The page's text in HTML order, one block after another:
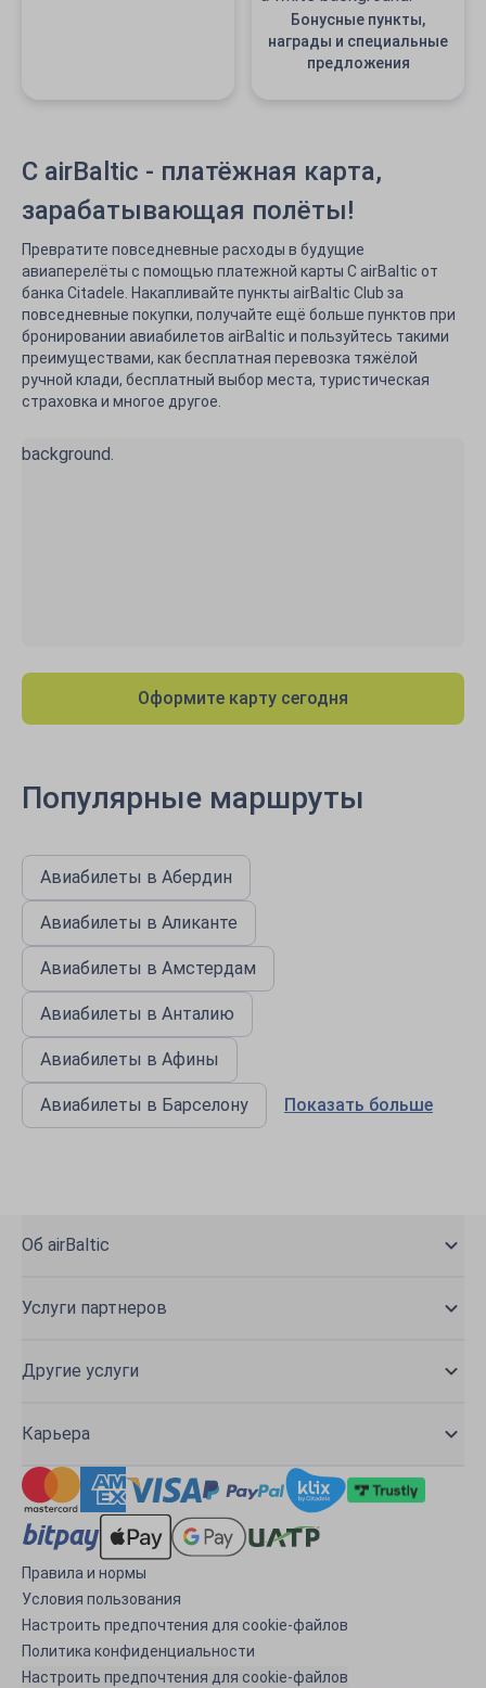
Бонусные пункты,
награды и специальные
предложения
C airBaltic - платёжная карта,
зарабатывающая полёты!
Превратите повседневные расходы в будущие
авиаперелёты с помощью платежной карты C airBaltic от
банка Citadele. Накапливайте пункты airBaltic Club за
повседневные покупки, получайте ещё больше пунктов при
бронировании авиабилетов airBaltic и пользуйтесь такими
преимуществами, как бесплатная перевозка тяжёлой
ручной клади, бесплатный выбор места, туристическая
страховка и многое другое.
Оформите карту сегодня
Популярные маршруты
Авиабилеты в Абердин
Авиабилеты в Аликанте
Авиабилеты в Амстердам
Авиабилеты в Анталию
Авиабилеты в Афины
Авиабилеты в Барселону Показать больше
Об airBaltic
Услуги партнеров
Другие услуги
Карьера
Правила и нормы
Условия пользования
Настроить предпочтения для cookie-файлов
Политика конфиденциальности
Настроить предпочтения для cookie-файлов